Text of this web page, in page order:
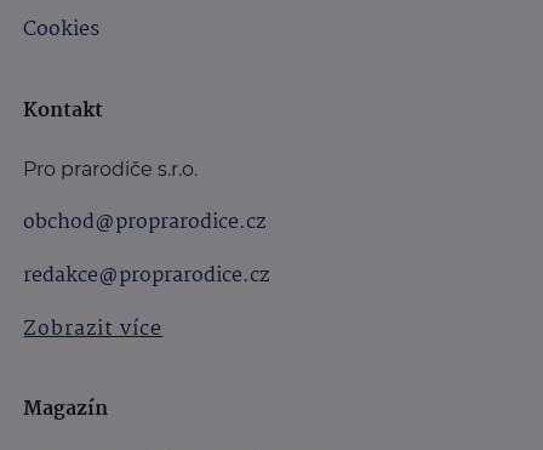
Cookies
Kontakt
Pro prarodiče s.r.o.
obchod@proprarodice.cz
redakce@proprarodice.cz
Zobrazit více
Magazín